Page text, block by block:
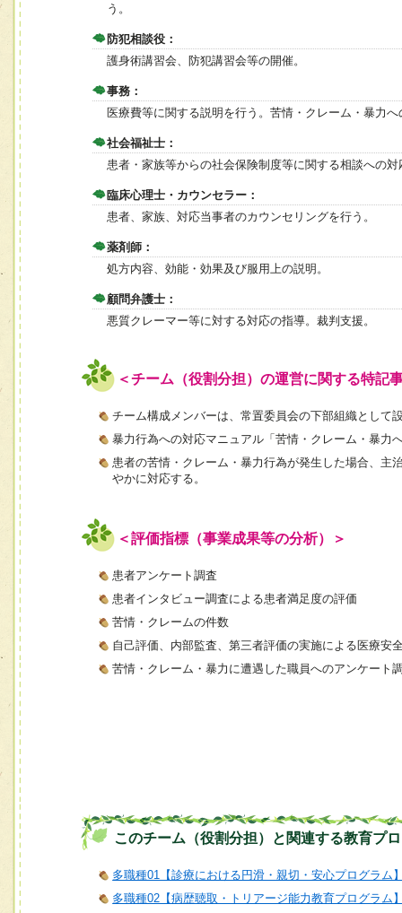
う。
防犯相談役：
護身術講習会、防犯講習会等の開催。
事務：
医療費等に関する説明を行う。苦情・クレーム・暴力
社会福祉士：
患者・家族等からの社会保険制度等に関する相談への対
臨床心理士・カウンセラー：
患者、家族、対応当事者のカウンセリングを行う。
薬剤師：
処方内容、効能・効果及び服用上の説明。
顧問弁護士：
悪質クレーマー等に対する対応の指導。裁判支援。
＜チーム（役割分担）の運営に関する特記
チーム構成メンバーは、常置委員会の下部組織として
暴力行為への対応マニュアル「苦情・クレーム・暴力
患者の苦情・クレーム・暴力行為が発生した場合、主
やかに対応する。
＜評価指標（事業成果等の分析）＞
患者アンケート調査
患者インタビュー調査による患者満足度の評価
苦情・クレームの件数
自己評価、内部監査、第三者評価の実施による医療安
苦情・クレーム・暴力に遭遇した職員へのアンケート
このチーム（役割分担）と関連する教育プ
多職種01【診療における円滑・親切・安心プログラム
多職種02【病歴聴取・トリアージ能力教育プログラム